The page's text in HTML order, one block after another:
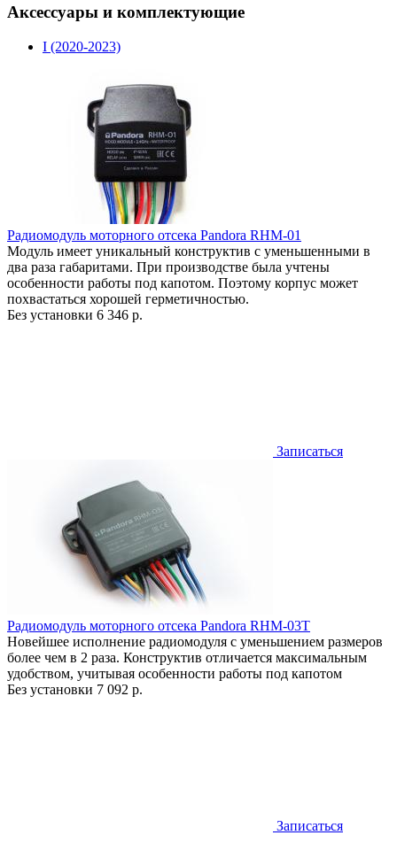
Аксессуары и комплектующие
I (2020-2023)
Радиомодуль моторного отсека Pandora RHM-01
Модуль имеет уникальный конструктив с уменьшенными в
два раза габаритами. При производстве была учтены
особенности работы под капотом. Поэтому корпус может
похвастаться хорошей герметичностью.
Без установки 6 346 р.
Записаться
Радиомодуль моторного отсека Pandora RHM-03T
Новейшее исполнение радиомодуля с уменьшением размеров
более чем в 2 раза. Конструктив отличается максимальным
удобством, учитывая особенности работы под капотом
Без установки 7 092 р.
Записаться